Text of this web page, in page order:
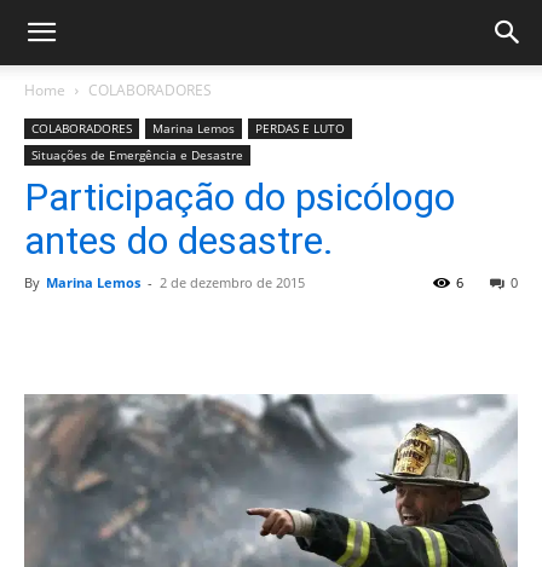
Home COLABORADORES
COLABORADORES Marina Lemos
PERDAS E LUTO
Situações de Emergência e Desastre
Participação do psicólogo
antes do desastre.
By Marina Lemos - 2 de dezembro de 2015 0
6